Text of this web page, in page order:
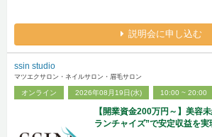
説明会に申し込む
ssin studio
マツエクサロン・ネイルサロン・眉毛サロン
オンライン 2026年08月19日(水) 10:00 ~ 20:00
【開業資金200万円～】美容
ランチャイズ”で安定収益を実